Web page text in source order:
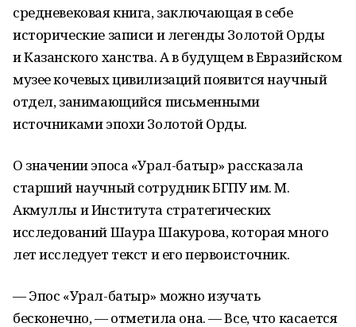
средневековая книга, заключающая в себе
исторические записи и легенды Золотой Орды
и Казанского ханства. А в будущем в Евразийском
музее кочевых цивилизаций появится научный
отдел, занимающийся письменными
источниками эпохи Золотой Орды.
О значении эпоса «Урал-батыр» рассказала
старший научный сотрудник БГПУ им. М.
Акмуллы и Института стратегических
исследований Шаура Шакурова, которая много
лет исследует текст и его первоисточник.
— Эпос «Урал-батыр» можно изучать
бесконечно, — отметила она. — Все, что касается